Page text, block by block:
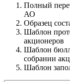
Полный
АО
Образец
Шаблон
акционеров
Шаблон
собрании
Шаблон